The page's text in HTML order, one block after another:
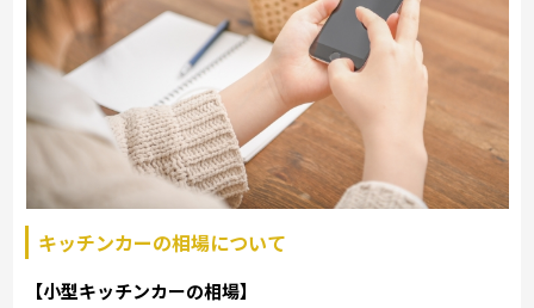
キッチンカーの相場について
【小型キッチンカーの相場】